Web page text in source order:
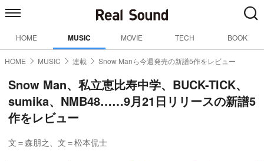
HOME MUSIC MOVIE TECH BOOK
HOME MUSIC 連載 Snow Manら今週発売の新譜5作をレビュー
Snow Man、私立恵比寿中学、BUCK-TICK、
sumika、NMB48……9月21日リリースの新譜5
作をレビュー
文＝森朋之、 文＝松本侃士